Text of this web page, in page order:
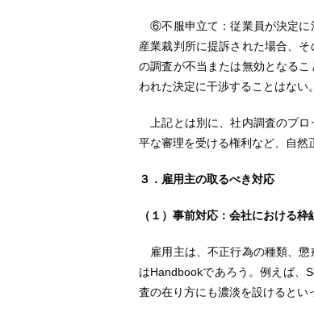
⑥不服申立て：従業員が決定に
産業裁判所に提訴された場合、
の調査が不当または無効となる
われた決定に干渉することはない。
上記とは別に、社内調査のプロ
平な審理を受ける権利など、自然
３．雇用主の取るべき対応
（１）事前対応：会社における
雇用主は、不正行為の種類、懲
はHandbookであろう。例えば、
査の在り方にも濃淡を設けると